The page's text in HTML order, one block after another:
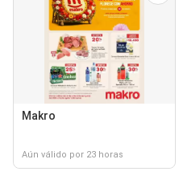
Makro
Aún válido por 23 horas